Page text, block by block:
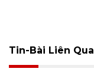
Tin-Bài Liên